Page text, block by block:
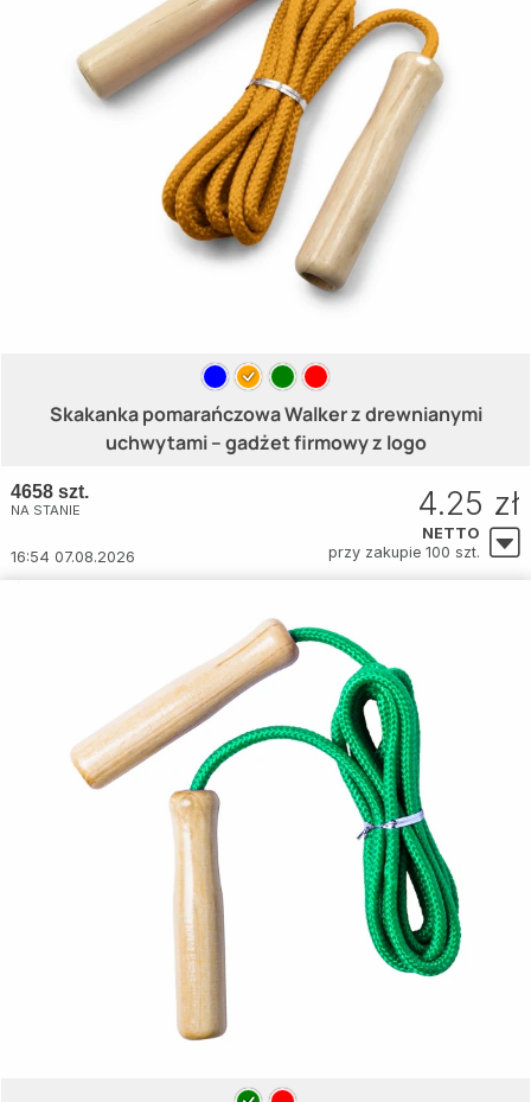
Skakanka pomarańczowa Walker z drewnianymi
uchwytami – gadżet firmowy z logo
4658 szt.
NA STANIE
16:54 07.08.2026
4.25 zł
NETTO
przy zakupie 100 szt.